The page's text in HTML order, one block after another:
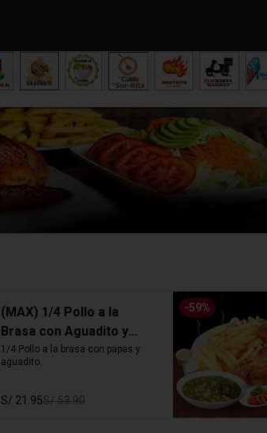
-59%
(MAX) 1/4 Pollo a la
Brasa con Aguadito y
Papas fritas
1/4 Pollo a la brasa con papas y
aguadito.
S/ 21.95S/ 53.90